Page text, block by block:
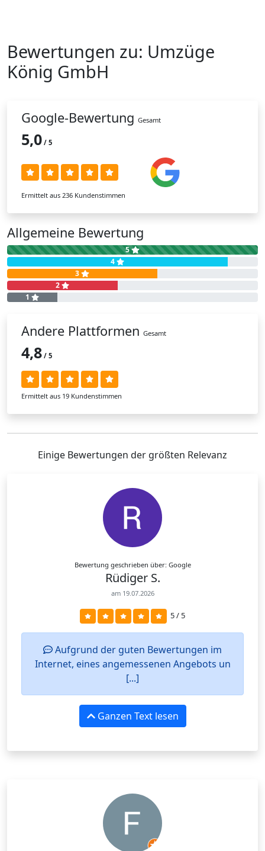
Bewertungen zu: Umzüge
König GmbH
Google-Bewertung Gesamt
5,0 / 5
Ermittelt aus 236 Kundenstimmen
Allgemeine Bewertung
5
4
3
2
1
Andere Plattformen Gesamt
4,8 / 5
Ermittelt aus 19 Kundenstimmen
Einige Bewertungen der größten Relevanz
Bewertung geschrieben über: Google
Rüdiger S.
am 19.07.2026
5 / 5
Aufgrund der guten Bewertungen im
Internet, eines angemessenen Angebots un
[...]
Ganzen Text lesen